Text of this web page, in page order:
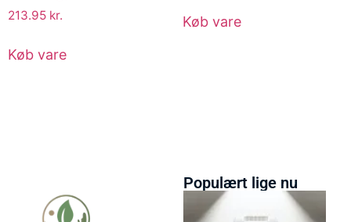
213.95 kr.
Køb vare
Køb vare
Populært lige nu